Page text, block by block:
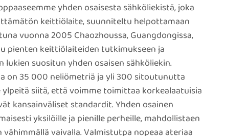
yhden osaisesta sähköliekistä, joka
keittiölaite, suunniteltu helpottamaan
vuonna 2005 Chaozhoussa, Guangdongissa,
pienten keittiölaiteiden tutkimukseen ja
lukien suositun yhden osaisen sähköliekin.
on 35 000 neliömetriä ja yli 300 sitoutunutta
siitä, että voimme toimittaa korkealaatuisia
kansainväliset standardit. Yhden osainen
yksilöille ja pienille perheille, mahdollistaen
vaivalla. Valmistutpa nopeaa ateriaa